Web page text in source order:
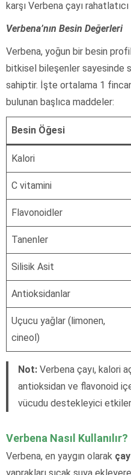
karşı Verbena çayı
Verbena’nın Besin Değerleri
Verbena, yoğun bir besin
bitkisel bileşenler sayesinde
sahiptir. İşte ortalama 1
bulunan başlıca maddeler:
Besin Öğesi
Kalori
C vitamini
Flavonoidler
Tanenler
Silisik Asit
Antioksidanlar
Uçucu yağlar (limonen,
cineol)
Not: Verbena çayı, kalori
antioksidan ve flavonoid
vücudu destekleyici etkiler
Verbena Nasıl Kullanılır?
Verbena, en yaygın olarak